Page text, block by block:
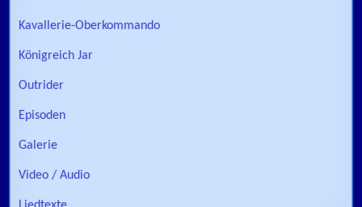
Kavallerie-Oberkommando
Königreich Jar
Outrider
Episoden
Galerie
Video / Audio